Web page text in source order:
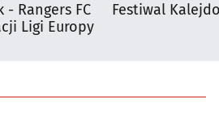
- Rangers FC
Ligi Europy
Festiwal